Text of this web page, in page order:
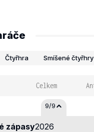
Čtyřhra Smíšené čtyřhry
Celkem
9/9
zápasy2026